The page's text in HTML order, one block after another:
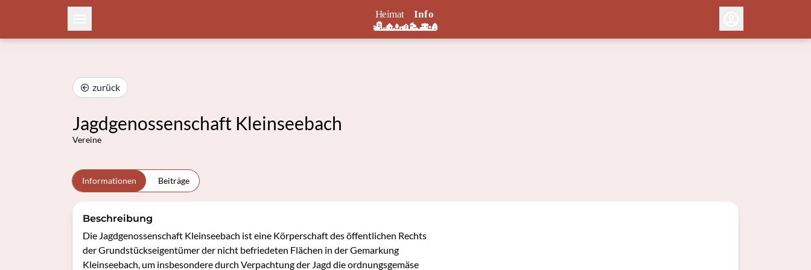
zurück
Jagdgenossenschaft Kleinseebach
Vereine
Informationen Beiträge
Beschreibung
Die Jagdgenossenschaft Kleinseebach ist eine Körperschaft des öffentlichen Rechts
der Grundstückseigentümer der nicht befriedeten Flächen in der Gemarkung
Kleinseebach, um insbesondere durch Verpachtung der Jagd die ordnungsgemäse